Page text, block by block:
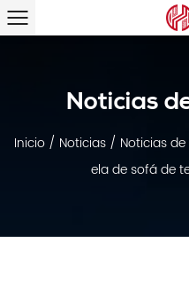
Noticias
Inicio / Noticias / Noticias
ela de sofá de